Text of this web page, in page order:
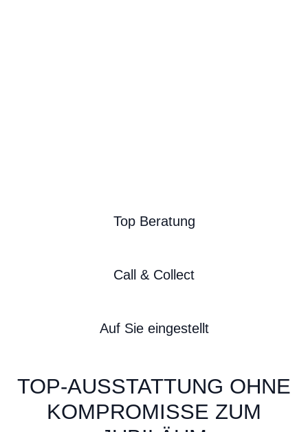
Top Beratung
Call & Collect
Auf Sie eingestellt
TOP-AUSSTATTUNG OHNE
KOMPROMISSE ZUM